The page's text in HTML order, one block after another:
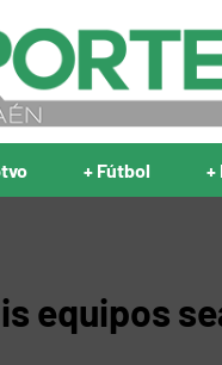
+ Fútbol +
equipos